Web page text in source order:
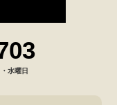
水曜日